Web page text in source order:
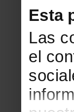
Esta
Las
el